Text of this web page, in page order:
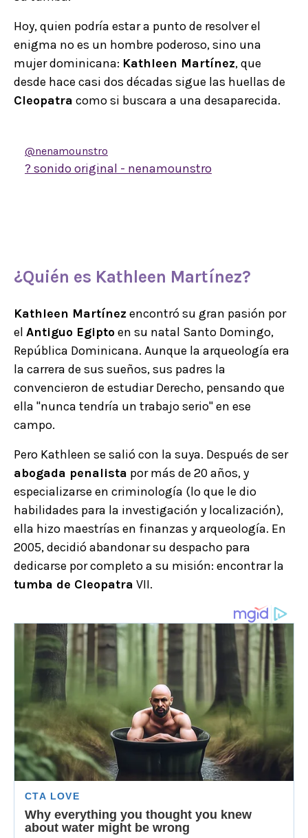
Hoy, quien podría estar a punto de resolver el
enigma no es un hombre poderoso, sino una
mujer dominicana: Kathleen Martínez, que
desde hace casi dos décadas sigue las huellas de
Cleopatra como si buscara a una desaparecida.
@nenamounstro
? sonido original - nenamounstro
¿Quién es Kathleen Martínez?
Kathleen Martínez encontró su gran pasión por
el Antiguo Egiptoen su natal Santo Domingo,
República Dominicana. Aunque la arqueología era
la carrera de sus sueños, sus padres la
convencieron de estudiar Derecho, pensando que
ella "nunca tendría un trabajo serio" en ese
campo.
Pero Kathleen se salió con la suya. Después de ser
abogada penalista por más de 20 años, y
especializarse en criminología (lo que le dio
habilidades para la investigación y localización),
ella hizo maestrías en finanzas y arqueología. En
2005, decidió abandonar su despacho para
dedicarse por completo a su misión: encontrar la
tumba de Cleopatra VII.